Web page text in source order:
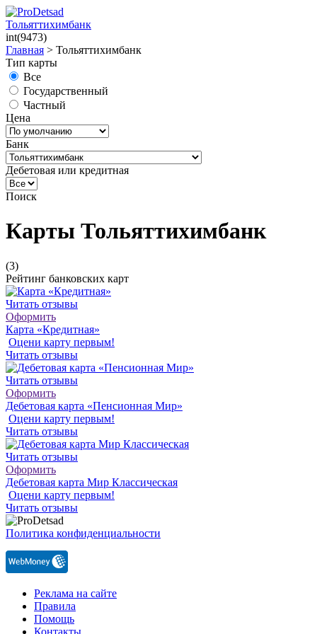
Тольяттихимбанк
int(9473)
Главная > Тольяттихимбанк
Тип карты
Все
Государственный
Частный
Цена
Банк
Дебетовая или кредитная
Поиск
Карты Тольяттихимбанк
(3)
Рейтинг банковских карт
Читать отзывы
Оформить
Карта «Кредитная»
Оцени карту первым!
Читать отзывы
Читать отзывы
Оформить
Дебетовая карта «Пенсионная Мир»
Оцени карту первым!
Читать отзывы
Читать отзывы
Оформить
Дебетовая карта Мир Классическая
Оцени карту первым!
Читать отзывы
Политика конфиденциальности
Реклама на сайте
Правила
Помощь
Контакты